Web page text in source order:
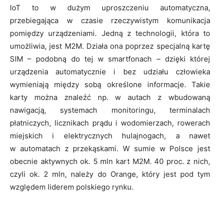
IoT to w dużym uproszczeniu automatyczna,
przebiegająca w czasie rzeczywistym komunikacja
pomiędzy urządzeniami. Jedną z technologii, która to
umożliwia, jest M2M. Działa ona poprzez specjalną kartę
SIM – podobną do tej w smartfonach – dzięki której
urządzenia automatycznie i bez udziału człowieka
wymieniają między sobą określone informacje. Takie
karty można znaleźć np. w autach z wbudowaną
nawigacją, systemach monitoringu, terminalach
płatniczych, licznikach prądu i wodomierzach, rowerach
miejskich i elektrycznych hulajnogach, a nawet
w automatach z przekąskami. W sumie w Polsce jest
obecnie aktywnych ok. 5 mln kart M2M. 40 proc. z nich,
czyli ok. 2 mln, należy do Orange, który jest pod tym
względem liderem polskiego rynku.